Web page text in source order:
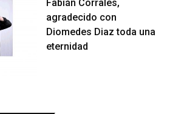
Fabián Corrales,
agradecido con
Diomedes Diaz toda una
eternidad